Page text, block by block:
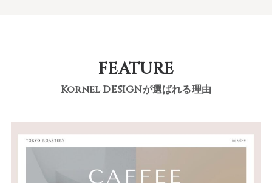
FEATURE
Kornel DESIGNが選ばれる理由